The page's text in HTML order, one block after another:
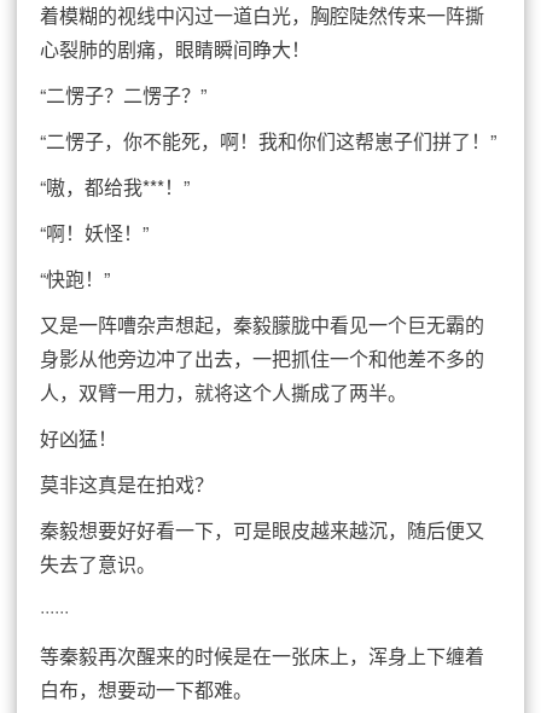
着模糊的视线中闪过一道白光，胸腔陡然传来一阵撕
心裂肺的剧痛，眼睛瞬间睁大！
“二愣子？二愣子？”
“二愣子，你不能死，啊！我和你们这帮崽子们拼了！”
“嗷，都给我***！”
“啊！妖怪！”
“快跑！”
又是一阵嘈杂声想起，秦毅朦胧中看见一个巨无霸的
身影从他旁边冲了出去，一把抓住一个和他差不多的
人，双臂一用力，就将这个人撕成了两半。
好凶猛！
莫非这真是在拍戏？
秦毅想要好好看一下，可是眼皮越来越沉，随后便又
失去了意识。
······
等秦毅再次醒来的时候是在一张床上，浑身上下缠着
白布，想要动一下都难。